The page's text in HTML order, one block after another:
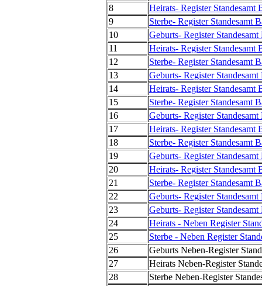
8
Heirats- Register
9
Sterbe- Register Standesamt
10
Geburts- Register
11
Heirats- Register
12
Sterbe- Register Standesamt
13
Geburts- Register
14
Heirats- Register
15
Sterbe- Register Standesamt
16
Geburts- Register
17
Heirats- Register
18
Sterbe- Register Standesamt
19
Geburts- Register
20
Heirats- Register
21
Sterbe- Register Standesamt
22
Geburts- Register
23
Geburts- Register
24
Heirats - Neben Register
25
Sterbe - Neben Register
26
Geburts Neben-Register
27
Heirats Neben-Register
28
Sterbe Neben-Register